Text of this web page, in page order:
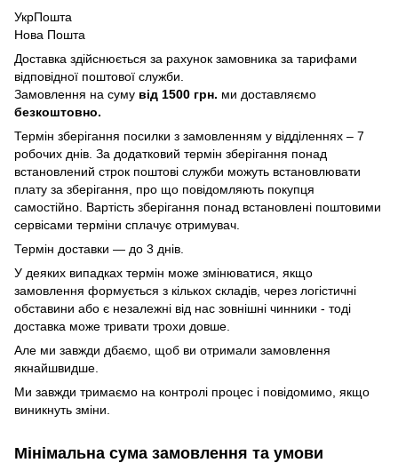
УкрПошта
Нова Пошта
Доставка здійснюється за рахунок замовника за тарифами
відповідної поштової служби.
Замовлення на суму від 1500 грн. ми доставляємо
безкоштовно.
Термін зберігання посилки з замовленням у відділеннях – 7
робочих днів. За додатковий термін зберігання понад
встановлений строк поштові служби можуть встановлювати
плату за зберігання, про що повідомляють покупця
самостійно. Вартість зберігання понад вcтановлені поштовими
сервісами терміни сплачує отримувач.
Термін доставки — до 3 днів.
У деяких випадках термін може змінюватися, якщо
замовлення формується з кількох складів, через логістичні
обставини або є незалежні від нас зовнішні чинники - тоді
доставка може тривати трохи довше.
Але ми завжди дбаємо, щоб ви отримали замовлення
якнайшвидше.
Ми завжди тримаємо на контролі процес і повідомимо, якщо
виникнуть зміни.
Мінімальна сума замовлення та умови